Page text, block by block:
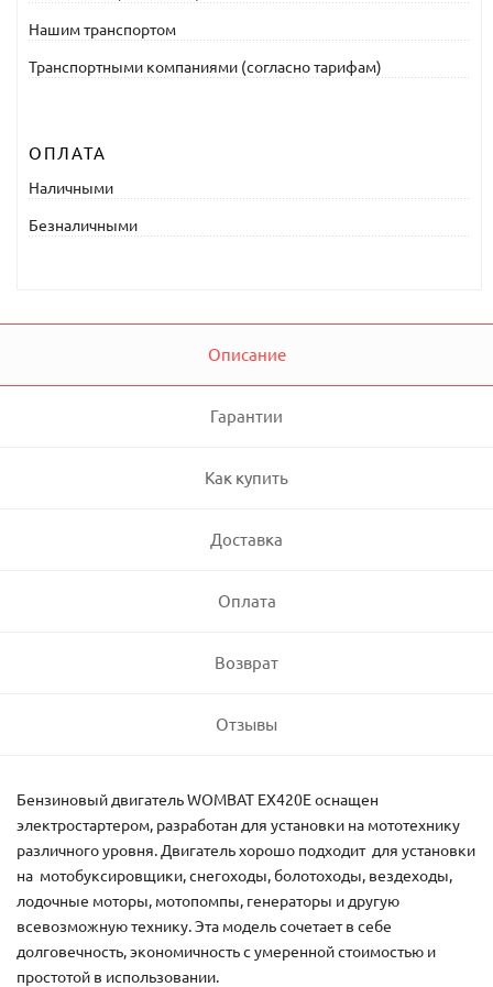
Нашим транспортом
Транспортными компаниями (согласно тарифам)
ОПЛАТА
Наличными
Безналичными
Описание
Гарантии
Как купить
Доставка
Оплата
Возврат
Отзывы
Бензиновый двигатель WOMBAT EX420E оснащен
электростартером, разработан для установки на мототехнику
различного уровня. Двигатель хорошо подходит для установки
на мотобуксировщики, снегоходы, болотоходы, вездеходы,
лодочные моторы, мотопомпы, генераторы и другую
всевозможную технику. Эта модель сочетает в себе
долговечность, экономичность с умеренной стоимостью и
простотой в использовании.